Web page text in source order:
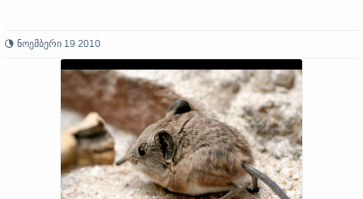
ნოემბერი 19 2010